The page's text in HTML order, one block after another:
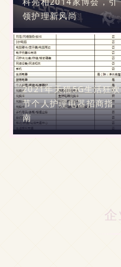
领护理新风尚
2021年天猫5G生活狂欢
节个人护理电器招商指
南